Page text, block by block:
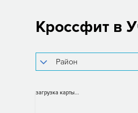
Кроссфит в
загрузка карты...